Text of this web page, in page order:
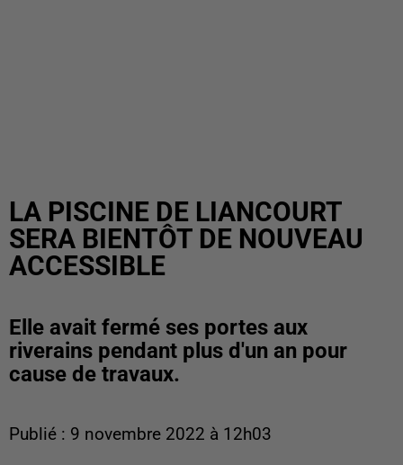
LA PISCINE DE LIANCOURT
SERA BIENTÔT DE NOUVEAU
ACCESSIBLE
Elle avait fermé ses portes aux
riverains pendant plus d'un an pour
cause de travaux.
Publié : 9 novembre 2022 à 12h03